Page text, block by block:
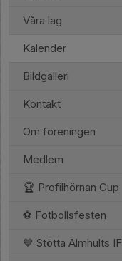
Våra lag
Kalender
Bildgalleri
Kontakt
Om föreningen
Medlem
🏆 Profilhörnan Cup
⚽️ Fotbollsfesten
💙 Stötta Älmhults IF